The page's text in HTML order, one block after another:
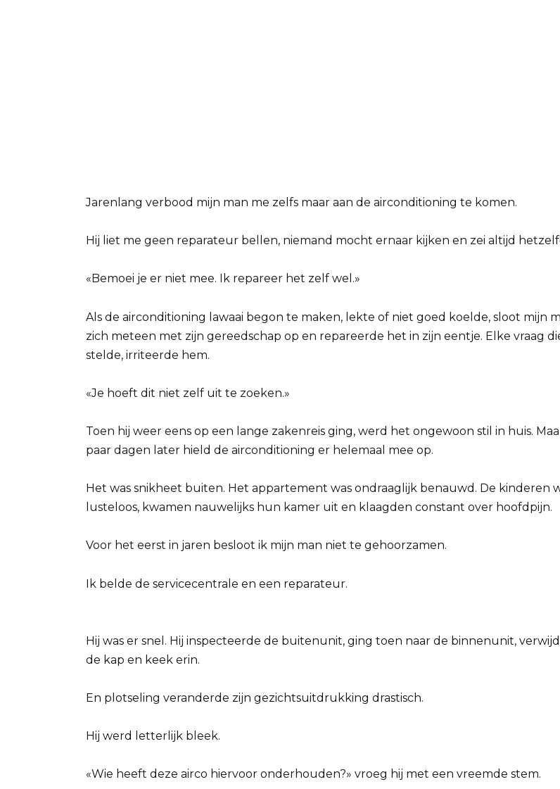
Jarenlang verbood mijn man me zelfs maar aan de airconditioning te komen.
Hij liet me geen reparateur bellen, niemand mocht ernaar kijken en zei altijd
«Bemoei je er niet mee. Ik repareer het zelf wel.»
Als de airconditioning lawaai begon te maken, lekte of niet goed koelde, sloot mijn
zich meteen met zijn gereedschap op en repareerde het in zijn eentje. Elke vraag
stelde, irriteerde hem.
«Je hoeft dit niet zelf uit te zoeken.»
Toen hij weer eens op een lange zakenreis ging, werd het ongewoon stil in huis.
paar dagen later hield de airconditioning er helemaal mee op.
Het was snikheet buiten. Het appartement was ondraaglijk benauwd. De kinderen
lusteloos, kwamen nauwelijks hun kamer uit en klaagden constant over hoofdpijn.
Voor het eerst in jaren besloot ik mijn man niet te gehoorzamen.
Ik belde de servicecentrale en een reparateur.
Hij was er snel. Hij inspecteerde de buitenunit, ging toen naar de binnenunit,
de kap en keek erin.
En plotseling veranderde zijn gezichtsuitdrukking drastisch.
Hij werd letterlijk bleek.
«Wie heeft deze airco hiervoor onderhouden?» vroeg hij met een vreemde stem.